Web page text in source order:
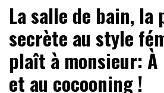
La salle de bain, la
secrète au style
plaît à monsieur:
et au cocooning !